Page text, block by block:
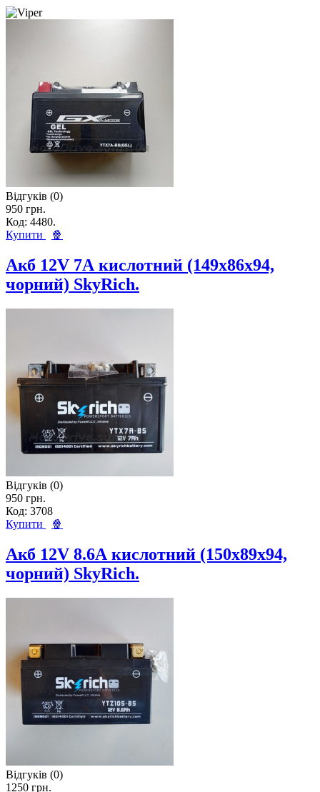
Відгуків (0)
950 грн.
Код: 4480.
Купити
🍿
Акб 12V 7А кислотний (149x86x94,
чорний) SkyRich.
Відгуків (0)
950 грн.
Код: 3708
Купити
🍿
Акб 12V 8.6А кислотний (150x89x94,
чорний) SkyRich.
Відгуків (0)
1250 грн.